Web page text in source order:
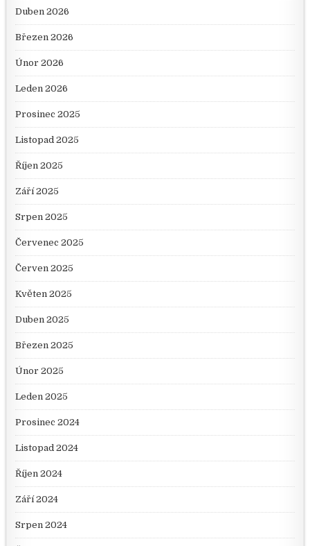
Duben 2026
Březen 2026
Únor 2026
Leden 2026
Prosinec 2025
Listopad 2025
Říjen 2025
Září 2025
Srpen 2025
Červenec 2025
Červen 2025
Květen 2025
Duben 2025
Březen 2025
Únor 2025
Leden 2025
Prosinec 2024
Listopad 2024
Říjen 2024
Září 2024
Srpen 2024